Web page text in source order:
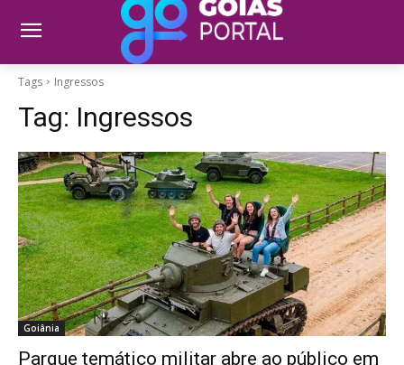
Tags Ingressos
Tag: Ingressos
Goiânia
Parque temático militar abre ao público em